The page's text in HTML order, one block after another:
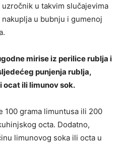
u takvim slučajevima
u bubnju i gumenoj
mirise iz perilice rublja i
punjenja rublja,
ili limunov sok.
100 grama limuntusa ili 200
octa. Dodatno,
limunovog soka ili octa u